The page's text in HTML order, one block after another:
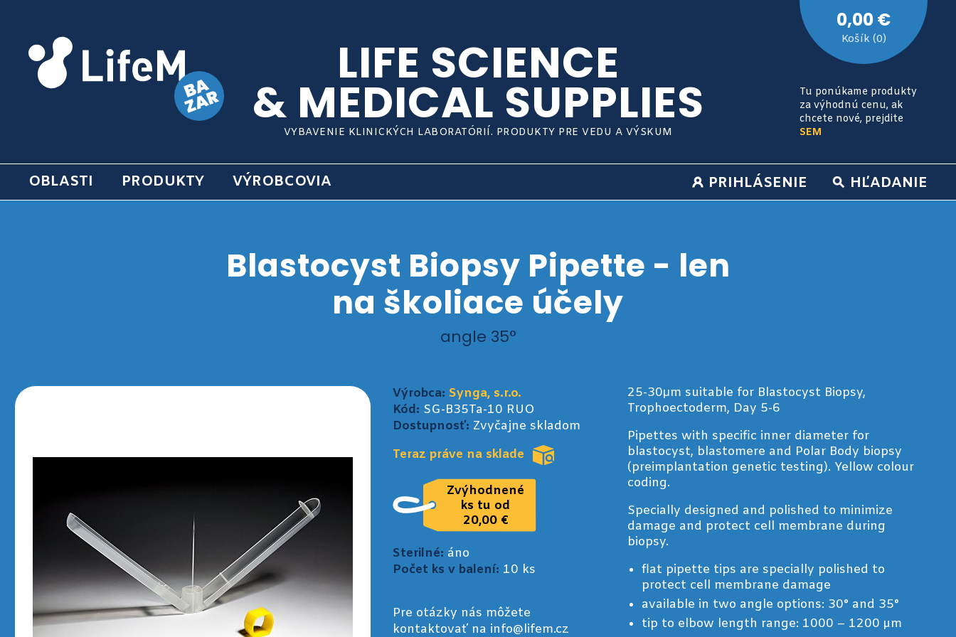
LIFE SCIENCE
& MEDICAL SUPPLIES
VYBAVENIE KLINICKÝCH LABORATÓRIÍ. PRODUKTY PRE VEDU A VÝSKUM
0,00 €
Košík (0)
Tu ponúkame produkty
za výhodnú cenu, ak
chcete nové, prejdite
SEM
OBLASTI PRODUKTY VÝROBCOVIA HĽADANIE
PRIHLÁSENIE
Blastocyst Biopsy Pipette - len
na školiace účely
angle 35°
Výrobca: Synga, s.r.o.
Kód: SG-B35Ta-10 RUO
Dostupnosť: Zvyčajne skladom
Teraz práve na sklade
Zvýhodnené
ks tu od
20,00 €
Sterilné: áno
Počet ks v balení: 10 ks
Pre otázky nás môžete
kontaktovať na info@lifem.cz
25-30μm suitable for Blastocyst Biopsy,
Trophoectoderm, Day 5-6
Pipettes with specific inner diameter for
blastocyst, blastomere and Polar Body biopsy
(preimplantation genetic testing). Yellow colour
coding.
Specially designed and polished to minimize
damage and protect cell membrane during
biopsy.
flat pipette tips are specially polished to
protect cell membrane damage
available in two angle options: 30° and 35°
tip to elbow length range: 1000 – 1200 µm